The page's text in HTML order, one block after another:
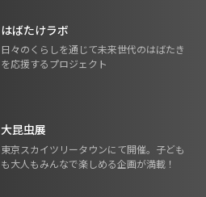
はばたけラボ
日々のくらしを通じて未来世代のはばたき
を応援するプロジェクト
大昆虫展
東京スカイツリータウンにて開催。子ども
も大人もみんなで楽しめる企画が満載！